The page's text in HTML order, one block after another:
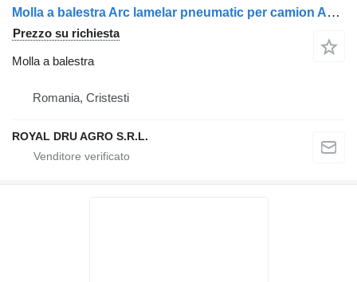
Molla a balestra Arc lamelar pneumatic per camion AXA motor dreapta Renault 7421079762
Prezzo su richiesta
Molla a balestra
Romania, Cristesti
ROYAL DRU AGRO S.R.L.